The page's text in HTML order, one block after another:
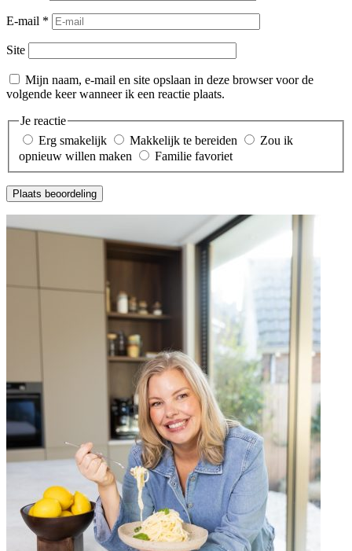
E-mail *
Site
Mijn naam, e-mail en site opslaan in deze browser voor de
volgende keer wanneer ik een reactie plaats.
Je reactie
Erg smakelijk
Makkelijk te bereiden
Zou ik
opnieuw willen maken
Familie favoriet
Plaats beoordeling